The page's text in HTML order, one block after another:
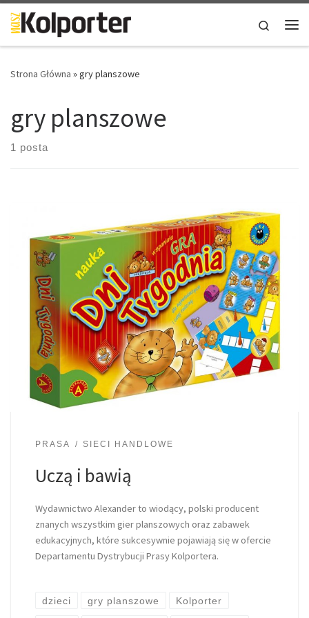
Skip to content
Search
Strona Główna »gry planszowe
gry planszowe
1 posta
PRASA SIECI HANDLOWE
Uczą i bawią
Wydawnictwo Alexander to wiodący, polski producent
znanych wszystkim gier planszowych oraz zabawek
edukacyjnych, które sukcesywnie pojawiają się w ofercie
Departamentu Dystrybucji Prasy Kolportera.
dzieci gry planszowe Kolporter